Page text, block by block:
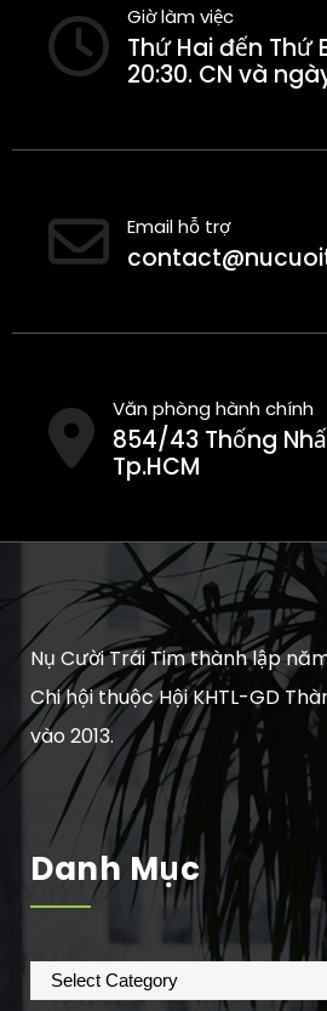
Giờ làm việc
Thứ Hai đến Thứ
20:30. CN và
Email hỗ trợ
Văn phòng hành chính
854/43 Thống
Tp.HCM
Nụ Cười Trái Tim thành lập
Chi hội thuộc Hội KHTL-GD
vào 2013.
Danh Mục
Danh
mục